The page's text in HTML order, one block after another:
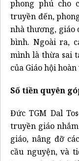
phong phú cho
truyền đến,
nhà thương, giáo
bình. Ngoài ra,
mình là thừa sai
của Giáo hội
Số tiền quyên
Đức TGM Dal
truyền giáo
giáo, nâng đỡ
cầu nguyện, và